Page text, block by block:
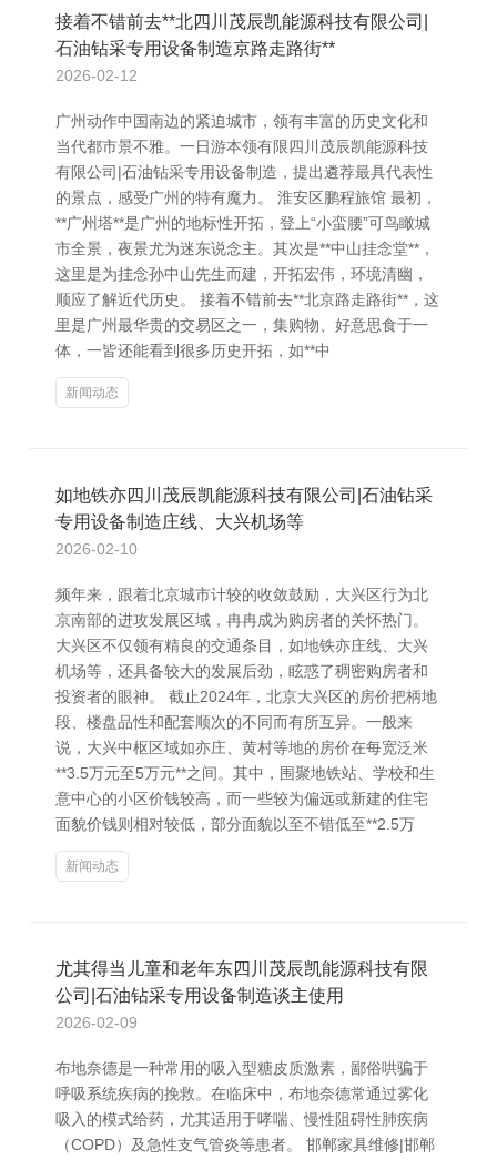
接着不错前去**北四川茂辰凯能源科技有限公司|
石油钻采专用设备制造京路走路街**
2026-02-12
广州动作中国南边的紧迫城市，领有丰富的历史文化和
当代都市景不雅。一日游本领有限四川茂辰凯能源科技
有限公司|石油钻采专用设备制造，提出遴荐最具代表性
的景点，感受广州的特有魔力。 淮安区鹏程旅馆 最初，
**广州塔**是广州的地标性开拓，登上“小蛮腰”可鸟瞰城
市全景，夜景尤为迷东说念主。其次是**中山挂念堂**，
这里是为挂念孙中山先生而建，开拓宏伟，环境清幽，
顺应了解近代历史。 接着不错前去**北京路走路街**，这
里是广州最华贵的交易区之一，集购物、好意思食于一
体，一皆还能看到很多历史开拓，如**中
新闻动态
如地铁亦四川茂辰凯能源科技有限公司|石油钻采
专用设备制造庄线、大兴机场等
2026-02-10
频年来，跟着北京城市计较的收敛鼓励，大兴区行为北
京南部的进攻发展区域，冉冉成为购房者的关怀热门。
大兴区不仅领有精良的交通条目，如地铁亦庄线、大兴
机场等，还具备较大的发展后劲，眩惑了稠密购房者和
投资者的眼神。 截止2024年，北京大兴区的房价把柄地
段、楼盘品性和配套顺次的不同而有所互异。一般来
说，大兴中枢区域如亦庄、黄村等地的房价在每宽泛米
**3.5万元至5万元**之间。其中，围聚地铁站、学校和生
意中心的小区价钱较高，而一些较为偏远或新建的住宅
面貌价钱则相对较低，部分面貌以至不错低至**2.5万
新闻动态
尤其得当儿童和老年东四川茂辰凯能源科技有限
公司|石油钻采专用设备制造谈主使用
2026-02-09
布地奈德是一种常用的吸入型糖皮质激素，鄙俗哄骗于
呼吸系统疾病的挽救。在临床中，布地奈德常通过雾化
吸入的模式给药，尤其适用于哮喘、慢性阻碍性肺疾病
（COPD）及急性支气管炎等患者。 邯郸家具维修|邯郸